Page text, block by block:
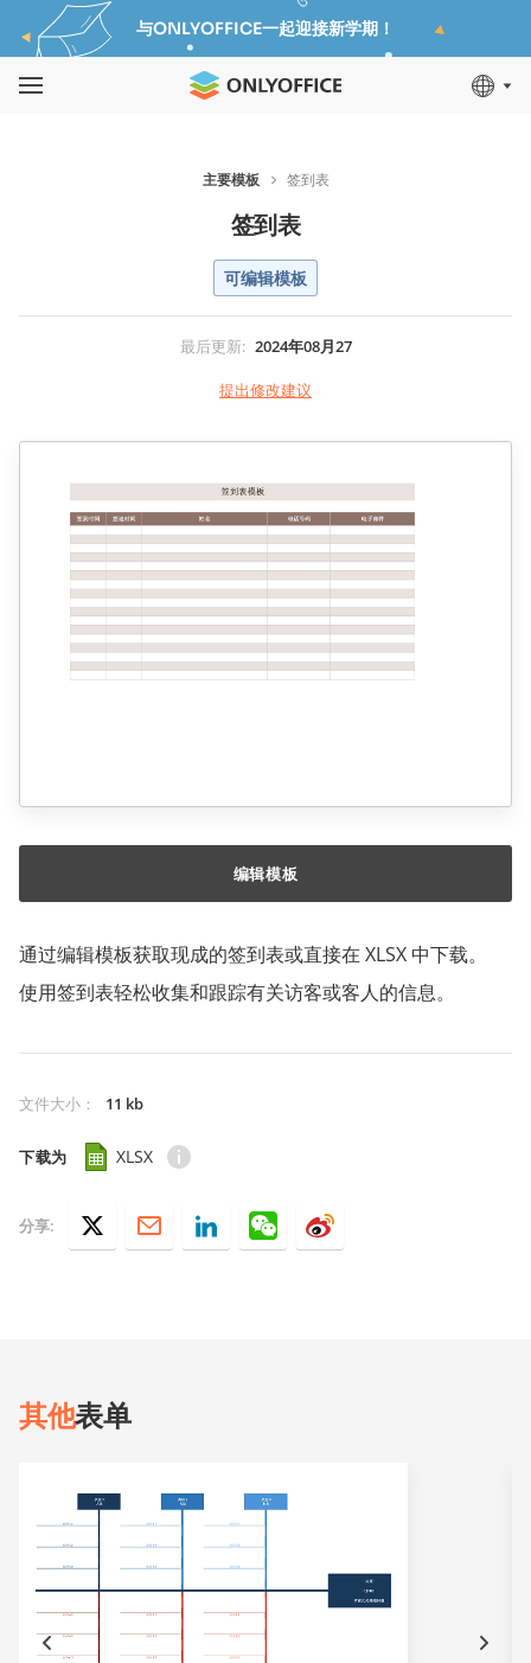
与ONLYOFFICE一起迎接新学期！
主要模板 签到表
签到表
可编辑模板
最后更新: 2024年08月27
提出修改建议
通过编辑模板获取现成的签到表或直接在 XLSX 中下载。
使用签到表轻松收集和跟踪有关访客或客人的信息。
文件大小 ： 11 kb
下载为 XLSX
编辑模板
分享:
其他表单